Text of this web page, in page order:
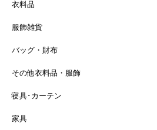
衣料品
服飾雑貨
バッグ・財布
その他衣料品・服飾
寝具･カーテン
家具